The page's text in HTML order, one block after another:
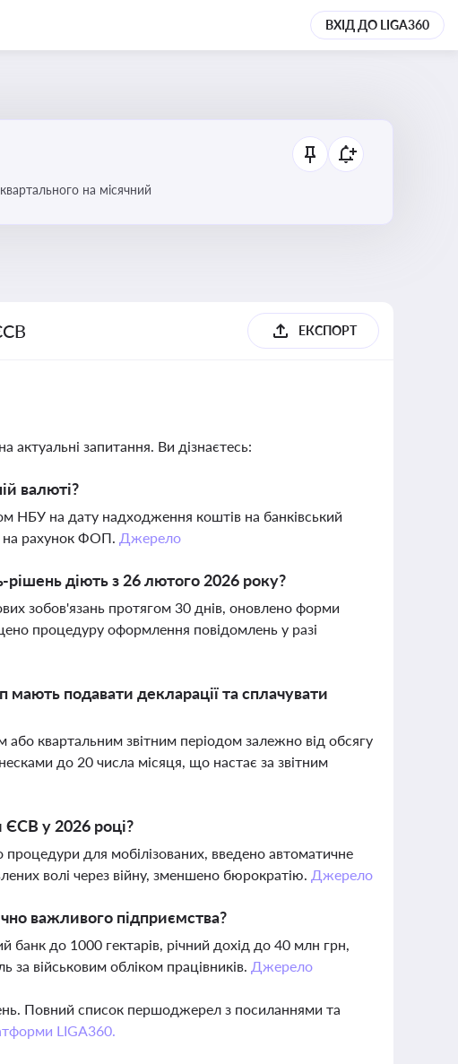
ВХІД ДО LIGA360
на місячний
ЕКСПОРТ
актуальні запитання. Ви дізнаєтесь:
валюті?
НБУ на дату надходження коштів на банківський
на рахунок ФОП. Джерело
рішень діють з 26 лютого 2026 року?
зобов'язань протягом 30 днів, оновлено форми
процедуру оформлення повідомлень у разі
подавати декларації та сплачувати
або квартальним звітним періодом залежно від обсягу
до 20 числа місяця, що настає за звітним
ЄСВ у 2026 році?
для мобілізованих, введено автоматичне
волі через війну, зменшено бюрократію. Джерело
важливого підприємства?
банк до 1000 гектарів, річний дохід до 40 млн грн,
військовим обліком працівників. Джерело
Повний список першоджерел з посиланнями та
LIGA360.